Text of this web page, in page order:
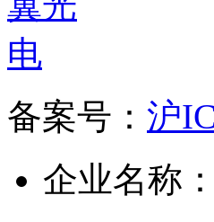
备案号： 沪
企业名称：